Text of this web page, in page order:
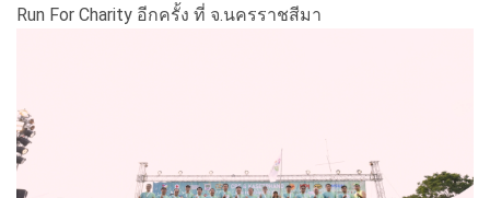
Run For Charity อีกครั้ง ที่ จ.นครราชสีมา